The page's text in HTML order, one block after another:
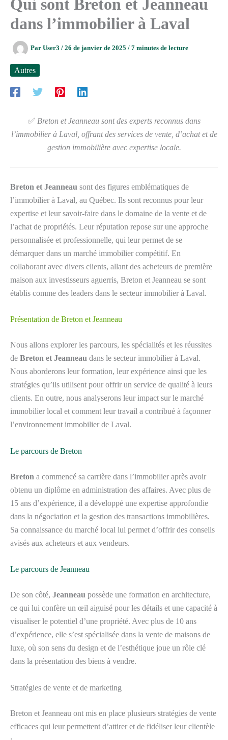
Qui sont Breton et Jeanneau
dans l’immobilier à Laval
Par User3 / 26 de janvier de 2025 / 7 minutes de lecture
Autres
✅ Breton et Jeanneau sont des experts reconnus dans
l’immobilier à Laval, offrant des services de vente, d’achat et de
gestion immobilière avec expertise locale.
Breton et Jeanneau sont des figures emblématiques de
l’immobilier à Laval, au Québec. Ils sont reconnus pour leur
expertise et leur savoir-faire dans le domaine de la vente et de
l’achat de propriétés. Leur réputation repose sur une approche
personnalisée et professionnelle, qui leur permet de se
démarquer dans un marché immobilier compétitif. En
collaborant avec divers clients, allant des acheteurs de première
maison aux investisseurs aguerris, Breton et Jeanneau se sont
établis comme des leaders dans le secteur immobilier à Laval.
Présentation de Breton et Jeanneau
Nous allons explorer les parcours, les spécialités et les réussites
de Breton et Jeanneau dans le secteur immobilier à Laval.
Nous aborderons leur formation, leur expérience ainsi que les
stratégies qu’ils utilisent pour offrir un service de qualité à leurs
clients. En outre, nous analyserons leur impact sur le marché
immobilier local et comment leur travail a contribué à façonner
l’environnement immobilier de Laval.
Le parcours de Breton
Breton a commencé sa carrière dans l’immobilier après avoir
obtenu un diplôme en administration des affaires. Avec plus de
15 ans d’expérience, il a développé une expertise approfondie
dans la négociation et la gestion des transactions immobilières.
Sa connaissance du marché local lui permet d’offrir des conseils
avisés aux acheteurs et aux vendeurs.
Le parcours de Jeanneau
De son côté, Jeanneau possède une formation en architecture,
ce qui lui confère un œil aiguisé pour les détails et une capacité à
visualiser le potentiel d’une propriété. Avec plus de 10 ans
d’expérience, elle s’est spécialisée dans la vente de maisons de
luxe, où son sens du design et de l’esthétique joue un rôle clé
dans la présentation des biens à vendre.
Stratégies de vente et de marketing
Breton et Jeanneau ont mis en place plusieurs stratégies de vente
efficaces qui leur permettent d’attirer et de fidéliser leur clientèle